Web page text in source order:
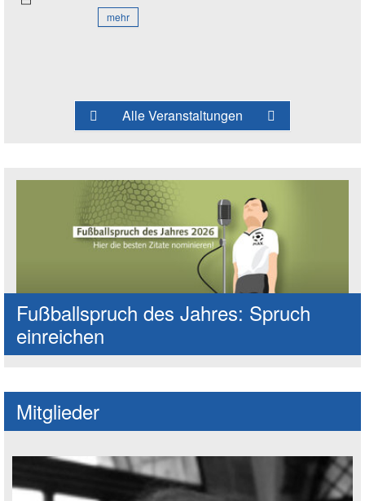
mehr
Alle Veranstaltungen
Fußballspruch des Jahres: Spruch
einreichen
Mitglieder